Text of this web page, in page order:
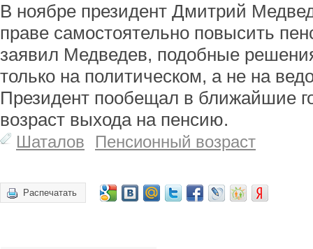
В ноябре президент Дмитрий
праве самостоятельно повысить
заявил Медведев, подобные
только на политическом, а не на
Президент пообещал в ближайшие
возраст выхода на пенсию.
Шаталов Пенсионный возраст
Распечатать